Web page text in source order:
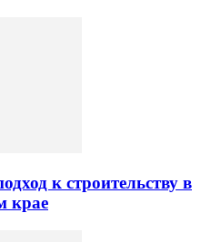
к строительству в
крае